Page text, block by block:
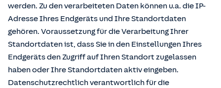
werden. Zu den verarbeiteten Daten können u.a. die IP-
Adresse Ihres Endgeräts und Ihre Standortdaten
gehören. Voraussetzung für die Verarbeitung Ihrer
Standortdaten ist, dass Sie in den Einstellungen Ihres
Endgeräts den Zugriff auf Ihren Standort zugelassen
haben oder Ihre Standortdaten aktiv eingeben.
Datenschutzrechtlich verantwortlich für die